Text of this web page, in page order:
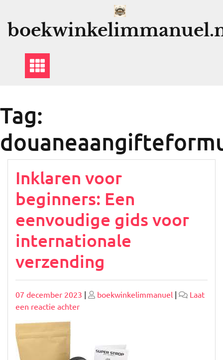
Tag:
Inklaren voor
beginners: Een
eenvoudige gids voor
internationale
verzending
Geplaatst
op
07 december 2023 | Geplaatst
boekwinkelimmanuel |
Laat
een reactie achterop